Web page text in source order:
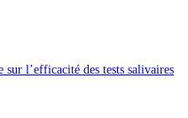
l’efficacité des tests salivaires